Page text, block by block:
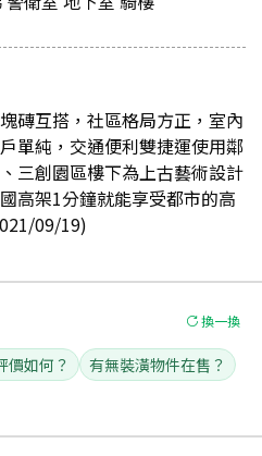
磚互搭，社區格局方正，室內
單純，交通便利雙捷運使用鄰
三創園區樓下為上古藝術設計
高架1分鐘就能享受都市的高
09/19)
換一換
價如何？
有無裝潢物件在售？